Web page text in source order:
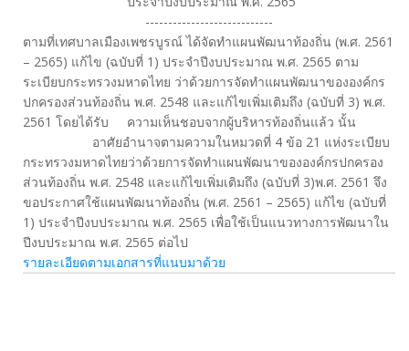
----------------------------
ตามที่เทศบาลเมืองเพชรบูรณ์ ได้จัดทำแผนพัฒนาท้องถิ่น (พ.ศ. 2561
– 2565) แก้ไข (ฉบับที่ 1) ประจำปีงบประมาณ พ.ศ. 2565 ตาม
ระเบียบกระทรวงมหาดไทย ว่าด้วยการจัดทำแผนพัฒนาขององค์กร
ปกครองส่วนท้องถิ่น พ.ศ. 2548 และแก้ไขเพิ่มเติมถึง (ฉบับที่ 3) พ.ศ.
2561 โดยได้รับ ความเห็นชอบจากผู้บริหารท้องถิ่นแล้ว นั้น
อาศัยอำนาจตามความในหมวดที่ 4 ข้อ 21 แห่งระเบียบ
กระทรวงมหาดไทยว่าด้วยการจัดทำแผนพัฒนาขององค์กรปกครอง
ส่วนท้องถิ่น พ.ศ. 2548 และแก้ไขเพิ่มเติมถึง (ฉบับที่ 3)พ.ศ. 2561 จึง
ขอประกาศใช้แผนพัฒนาท้องถิ่น (พ.ศ. 2561 – 2565) แก้ไข (ฉบับที่
1) ประจำปีงบประมาณ พ.ศ. 2565 เพื่อใช้เป็นแนวทางการพัฒนาใน
ปีงบประมาณ พ.ศ. 2565 ต่อไป
รายละเอียดตามเอกสารที่แนบมาด้วย